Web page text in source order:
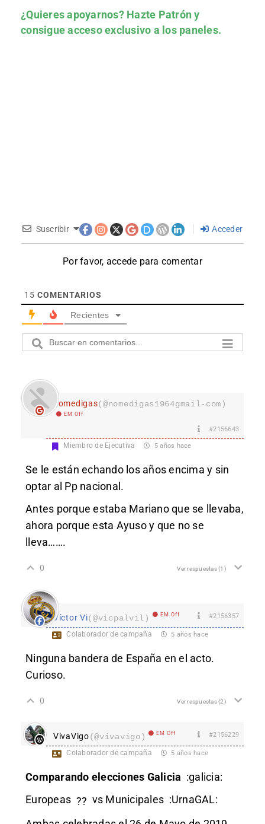
¿Quieres apoyarnos? Hazte Patróny
consigue acceso exclusivo a los paneles.
Suscribir Acceder
Por favor, accede para comentar
15 COMENTARIOS
Recientes
nomedigas(@nomedigas1964gmail-com)
EM Off
#2156643
Miembro de Ejecutiva 5 años hace
Se le están echando los años encima y sin
optar al Pp nacional.
Antes porque estaba Mariano que se llevaba,
ahora porque esta Ayuso y que no se
lleva…….
0 Ver respuestas(1)
Víctor Vi(@vicpalvil) EM Off #2156357
Colaborador de campaña 5 años hace
Ninguna bandera de España en el acto.
Curioso.
0 Ver respuestas(2)
VivaVigo(@vivavigo) EM Off #2156229
Colaborador de campaña 5 años hace
Comparando elecciones Galicia :galicia:
Europeas ?? vs Municipales :UrnaGAL: